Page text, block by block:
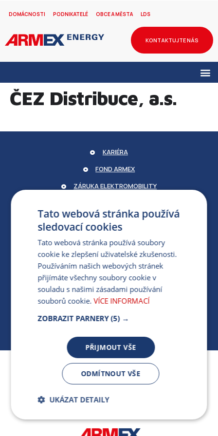
DOMÁCNOSTI PODNIKATELÉ OBCE A MĚSTA LDS
KONTAKTUJTE NÁS
ČEZ Distribuce, a.s.
Jsme součástí skupiny ARMEX a členem Asociace
nezávislých dodavatelů energií.
KARIÉRA
FOND ARMEX
ZÁRUKA ELEKTROMOBILITY
PRO MÉDIA
MÁM DOTAZ KE STÁVAJÍCÍ SMLOUVĚ
412 154 154
PO-PÁ 7:30-17:00
Tato webová stránka používá
sledovací cookies
Tato webová stránka používá soubory
cookie ke zlepšení uživatelské zkušenosti.
Používáním našich webových stránek
přijímáte všechny soubory cookie v
souladu s našimi zásadami používání
souborů cookie. VÍCE INFORMACÍ
ZOBRAZIT PARNERY (5) →
PŘIJMOUT VŠE
ODMÍTNOUT VŠE
UKÁZAT DETAILY
Bezpodmínečně
nutné soubory
Výkonnostní